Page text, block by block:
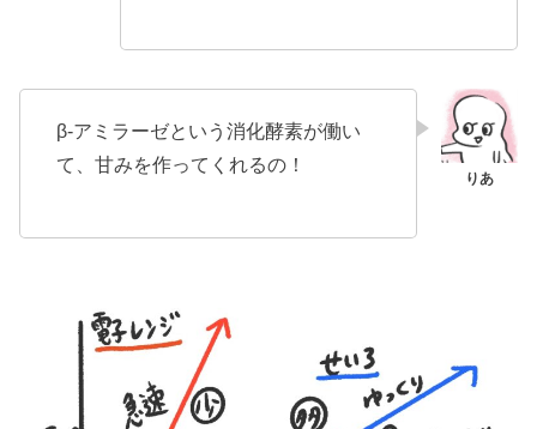
β-アミラーゼという消化酵素が働い
て、甘みを作ってくれるの！